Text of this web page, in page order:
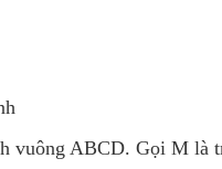
vuông ABCD. Gọi M là